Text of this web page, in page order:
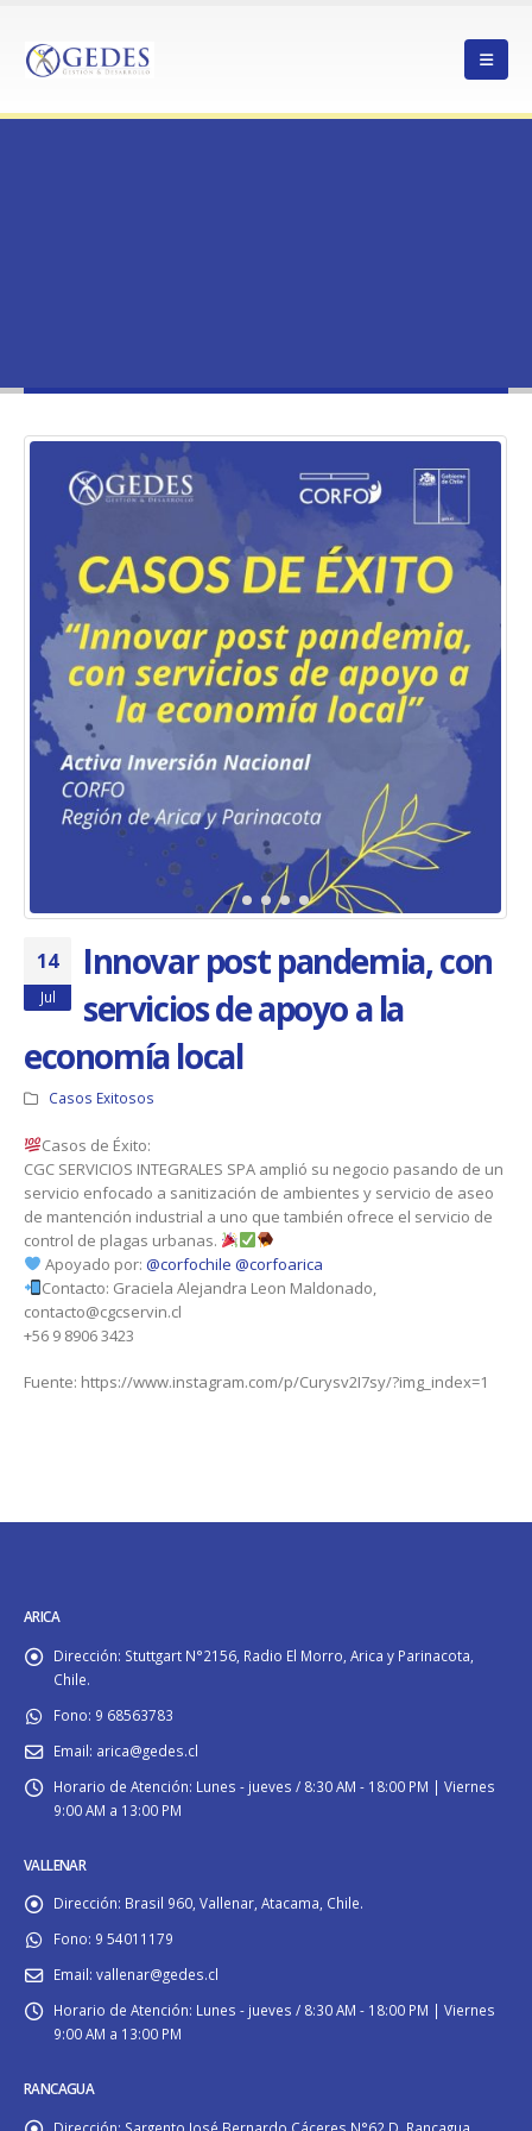
14
Jul
Innovar post pandemia, con
servicios de apoyo a la
economía local
Casos Exitosos
Casos de Éxito:
CGC SERVICIOS INTEGRALES SPA amplió su negocio pasando de un
servicio enfocado a sanitización de ambientes y servicio de aseo
de mantención industrial a uno que también ofrece el servicio de
control de plagas urbanas.
Apoyado por: @corfochile @corfoarica
Contacto: Graciela Alejandra Leon Maldonado,
contacto@cgcservin.cl
+56 9 8906 3423
Fuente: https://www.instagram.com/p/Curysv2I7sy/?img_index=1
ARICA
Dirección: Stuttgart N°2156, Radio El Morro, Arica y Parinacota,
Chile.
Fono: 9 68563783
Email: arica@gedes.cl
Horario de Atención: Lunes - jueves / 8:30 AM - 18:00 PM | Viernes
9:00 AM a 13:00 PM
VALLENAR
Dirección: Brasil 960, Vallenar, Atacama, Chile.
Fono: 9 54011179
Email: vallenar@gedes.cl
Horario de Atención: Lunes - jueves / 8:30 AM - 18:00 PM | Viernes
9:00 AM a 13:00 PM
RANCAGUA